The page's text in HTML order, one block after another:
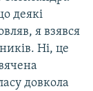
деякі
я взявся
Ні, це
довкола